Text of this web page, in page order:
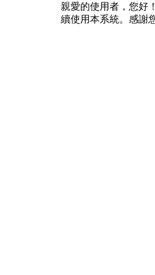
親愛的使用者，您好
續使用本系統。感謝